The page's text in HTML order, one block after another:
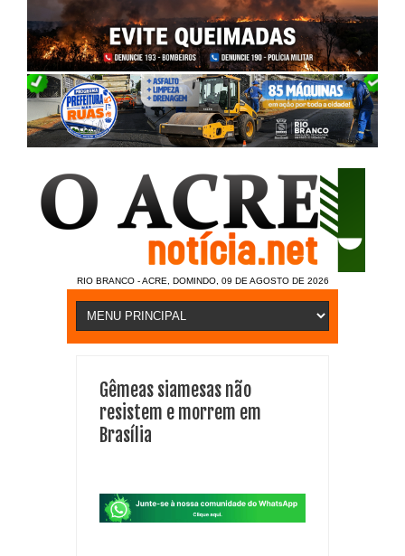
RIO BRANCO - ACRE, DOMINDO, 09 DE AGOSTO DE 2026
Gêmeas siamesas não
resistem e morrem em
Brasília